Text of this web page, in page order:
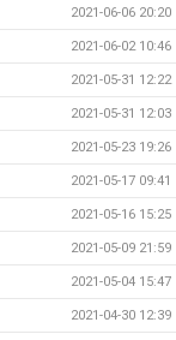
2021-06-06 20:20
2021-06-02 10:46
2021-05-31 12:22
2021-05-31 12:03
2021-05-23 19:26
2021-05-17 09:41
2021-05-16 15:25
2021-05-09 21:59
2021-05-04 15:47
2021-04-30 12:39